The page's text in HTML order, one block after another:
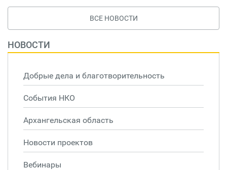
ВСЕ НОВОСТИ
НОВОСТИ
Добрые дела и благотворительность
События НКО
Архангельская область
Новости проектов
Вебинары